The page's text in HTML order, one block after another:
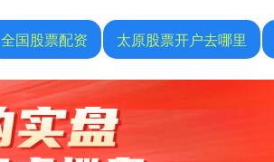
全国股票配资 太原股票开户去哪里